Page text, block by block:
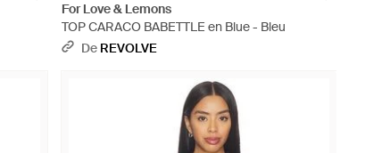
For Love & Lemons
TOP CARACO BABETTLE en Blue - Bleu
De REVOLVE